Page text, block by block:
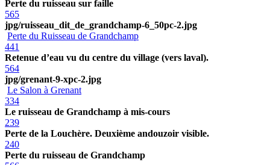
Perte du ruisseau sur faille
565
jpg/ruisseau_dit_de_grandchamp-6_50pc-2.jpg
Perte du Ruisseau de Grandchamp
441
Retenue d’eau vu du centre du village (vers laval).
564
jpg/grenant-9-xpc-2.jpg
Le Salon à Grenant
334
Le ruisseau de Grandchamp à mis-cours
239
Perte de la Louchère. Deuxième andouzoir visible.
240
Perte du ruisseau de Grandchamp